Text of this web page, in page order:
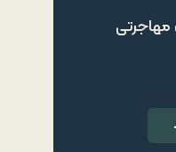
مهاجرتی